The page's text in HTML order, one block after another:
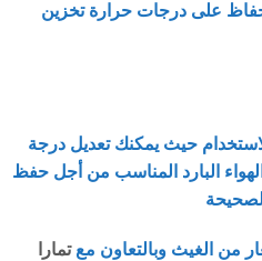
على درجات حرارة تخزين
حيث يمكنك تعديل درجة
البارد المناسب من أجل حفظ
من الغيث وبالتعاون معتمارا